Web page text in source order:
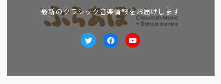
最新のクラシック音楽情報をお届けします
TwitterfacebookYoutube